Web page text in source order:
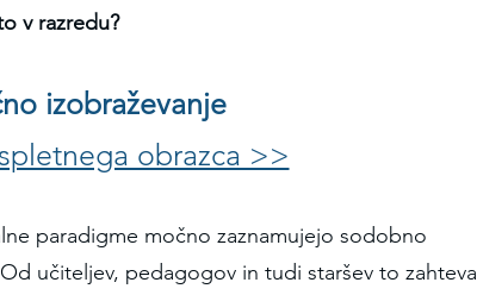
v razredu?
izobraževanje
spletnega obrazca >>
paradigme močno zaznamujejo sodobno
učiteljev, pedagogov in tudi staršev to zahteva